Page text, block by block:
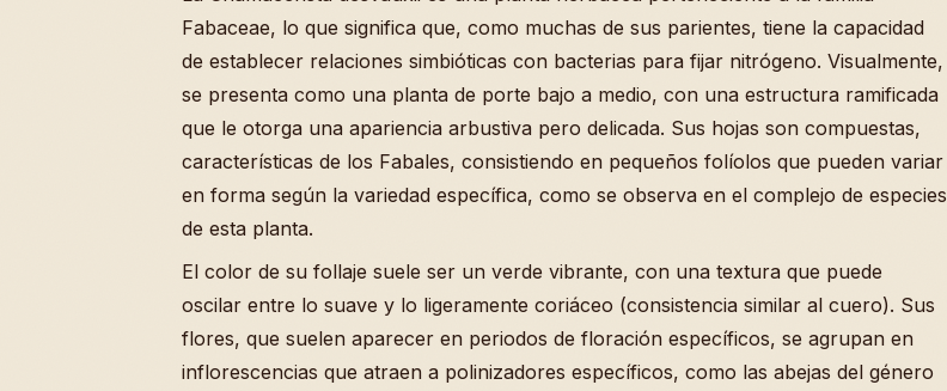
Fabaceae, lo que significa que, como muchas de sus parientes, tiene la capacidad
de establecer relaciones simbióticas con bacterias para fijar nitrógeno. Visualmente,
se presenta como una planta de porte bajo a medio, con una estructura ramificada
que le otorga una apariencia arbustiva pero delicada. Sus hojas son compuestas,
características de los Fabales, consistiendo en pequeños folíolos que pueden variar
en forma según la variedad específica, como se observa en el complejo de especies
de esta planta.
El color de su follaje suele ser un verde vibrante, con una textura que puede
oscilar entre lo suave y lo ligeramente coriáceo (consistencia similar al cuero). Sus
flores, que suelen aparecer en periodos de floración específicos, se agrupan en
inflorescencias que atraen a polinizadores específicos, como las abejas del género